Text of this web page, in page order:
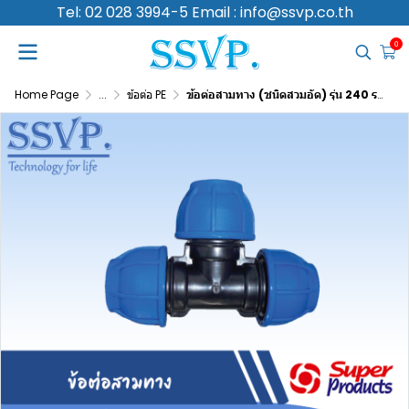
Tel: 02 028 3994-5 Email : info@ssvp.co.th
0
Home Page ... ข้อต่อ PE ข้อต่อสามทาง (ชนิดสวมอัด) รุ่น 240 รหัส 356-24063 ขนาด A 63 มม. , B 63 มม. (แพ็ค 1 ตัว)